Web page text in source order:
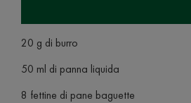
20 g di burro
50 ml di panna liquida
8 fettine di pane baguette